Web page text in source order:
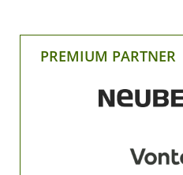
PREMIUM PARTNER